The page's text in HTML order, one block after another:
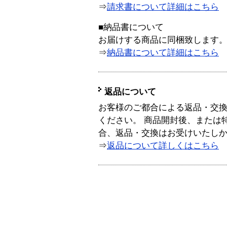
⇒請求書について詳細はこちら
■納品書について
お届けする商品に同梱致します。
⇒納品書について詳細はこちら
返品について
お客様のご都合による返品・交
ください。 商品開封後、または
合、返品・交換はお受けいたし
⇒返品について詳しくはこちら